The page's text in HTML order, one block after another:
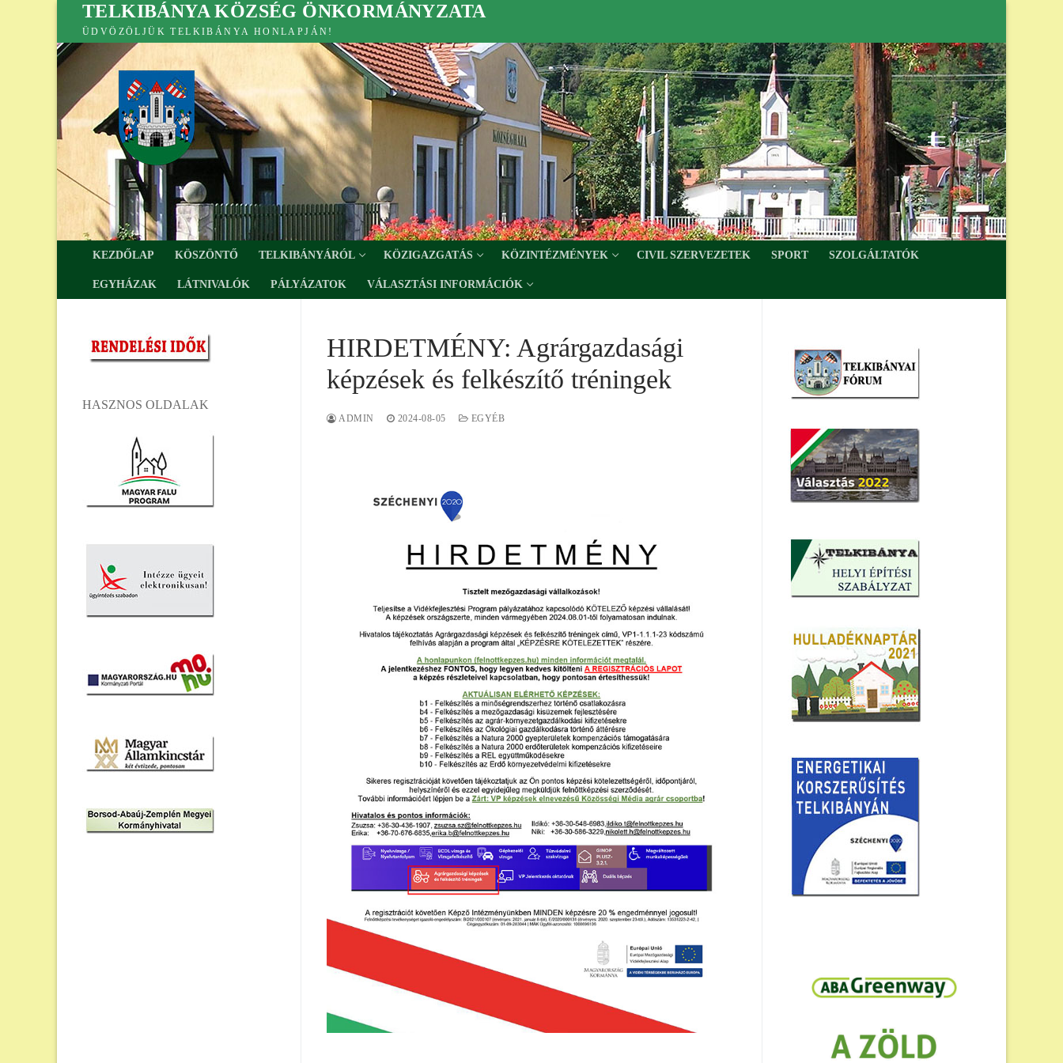
Ugrás
tartalomra
TELKIBÁNYA KÖZSÉG ÖNKORMÁNYZATA
ÜDVÖZÖLJÜK TELKIBÁNYA HONLAPJÁN!
MENÜ
KEZDŐLAP KÖSZÖNTŐ TELKIBÁNYÁRÓL KÖZIGAZGATÁS KÖZINTÉZMÉNYEK CIVIL SZERVEZETEK SPORT SZOLGÁLTATÓK
EGYHÁZAK LÁTNIVALÓK PÁLYÁZATOK VÁLASZTÁSI INFORMÁCIÓK
HIRDETMÉNY: Agrárgazdasági
képzések és felkészítő tréningek
ADMIN 2024-08-05 EGYÉB
HASZNOS OLDALAK